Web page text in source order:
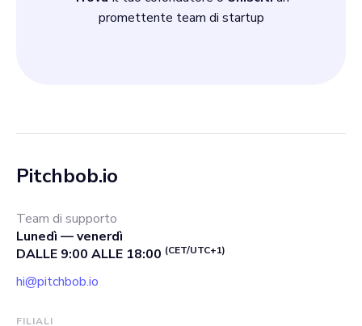
promettente team di startup
Pitchbob.io
Team di supporto
Lunedì — venerdì
DALLE 9:00 ALLE 18:00 (CET/UTC+1)
hi@pitchbob.io
FILIALI